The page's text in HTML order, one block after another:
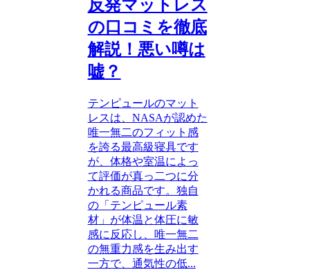
反発マットレス
の口コミを徹底
解説！悪い噂は
嘘？
テンピュールのマット
レスは、NASAが認めた
唯一無二のフィット感
を誇る最高級寝具です
が、体格や室温によっ
て評価が真っ二つに分
かれる商品です。独自
の「テンピュール素
材」が体温と体圧に敏
感に反応し、唯一無二
の無重力感を生み出す
一方で、通気性の低...